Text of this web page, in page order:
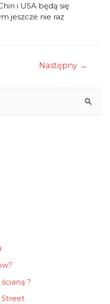
i USA będą się
jeszcze nie raz
Następny →
?
Street